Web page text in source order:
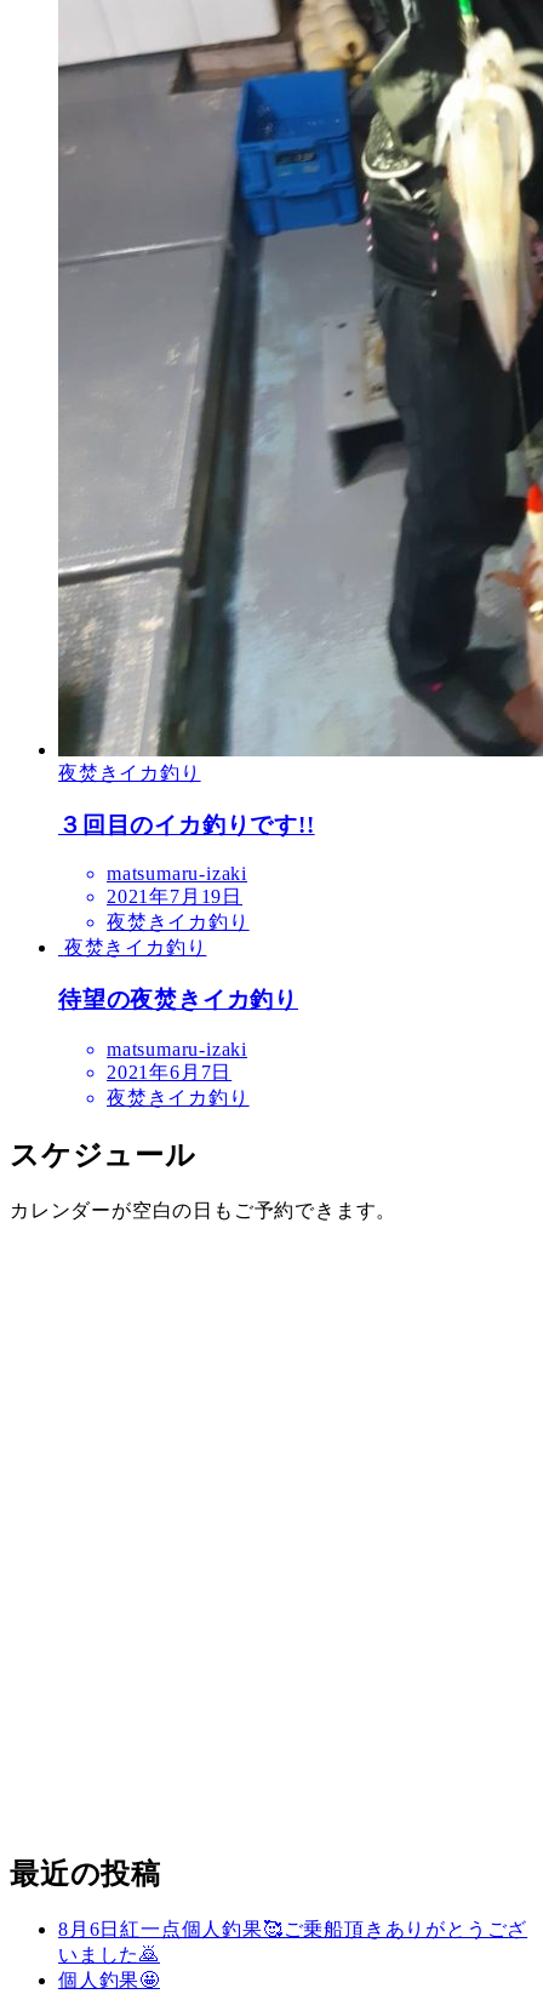
夜焚きイカ釣り
３回目のイカ釣りです!!
matsumaru-izaki
2021年7月19日
夜焚きイカ釣り
夜焚きイカ釣り
待望の夜焚きイカ釣り
matsumaru-izaki
2021年6月7日
夜焚きイカ釣り
スケジュール
カレンダーが空白の日もご予約できます。
最近の投稿
8月6日紅一点個人釣果🥰ご乗船頂きありがとうござ
いました🙇
個人釣果🤩